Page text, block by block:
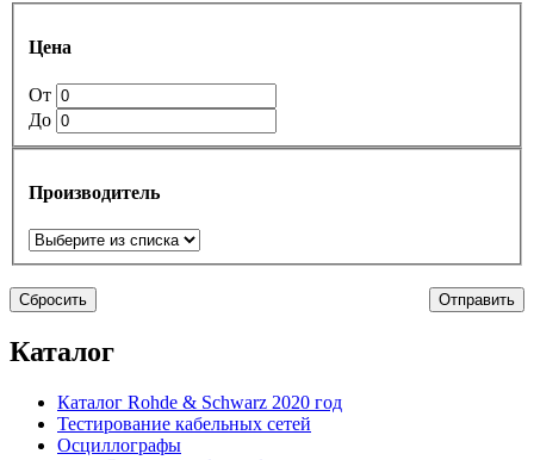
Цена
От
До
Производитель
Сбросить Отправить
Каталог
Каталог Rohde & Schwarz 2020 год
Тестирование кабельных сетей
Осциллографы